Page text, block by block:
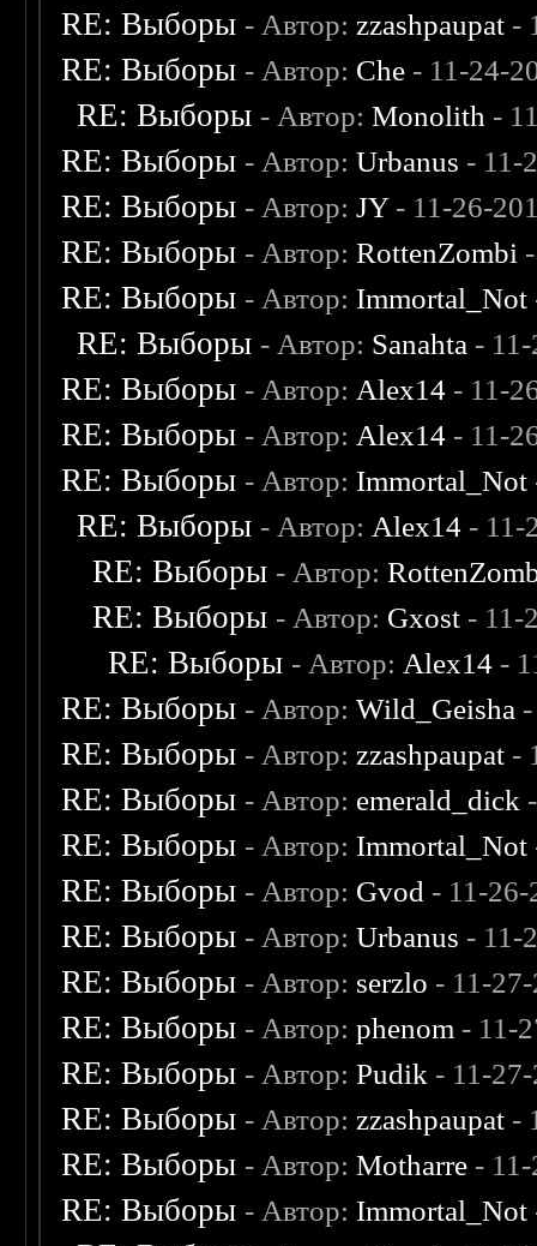
RE: Выборы - Автор: zzashpaupat -
RE: Выборы - Автор: Che - 11-24-
RE: Выборы - Автор:Monolith -
RE: Выборы - Автор:Urbanus - 11-
RE: Выборы - Автор:JY- 11-26-
RE: Выборы - Автор:RottenZombi
RE: Выборы - Автор: Immortal_Not
RE: Выборы - Автор: Sanahta -
RE: Выборы - Автор: Alex14 - 11-
RE: Выборы - Автор: Alex14 - 11-
RE: Выборы - Автор: Immortal_Not
RE: Выборы - Автор: Alex14 - 11-
RE: Выборы - Автор:
RE: Выборы - Автор: Gxost - 11-
RE: Выборы - Автор: Alex14 -
RE: Выборы - Автор:Wild_Geisha
RE: Выборы - Автор: zzashpaupat -
RE: Выборы - Автор: emerald_dick
RE: Выборы - Автор: Immortal_Not
RE: Выборы - Автор: Gvod - 11-
RE: Выборы - Автор:Urbanus - 11-
RE: Выборы - Автор: serzlo - 11-
RE: Выборы - Автор:phenom - 11-
RE: Выборы - Автор:Pudik - 11-
RE: Выборы - Автор: zzashpaupat -
RE: Выборы - Автор:Motharre -
RE: Выборы - Автор: Immortal_Not